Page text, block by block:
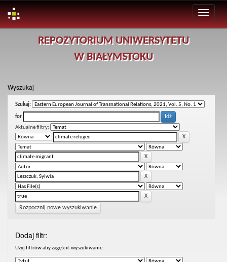
REPOZYTORIUM UNIWERSYTETU
W BIAŁYMSTOKU
Wyszukaj
Szukaj:
for
Aktualne filtry:
Rozpocznij nowe wyszukiwanie
Dodaj filtr:
Uzyj filtrów aby zagęścić wyszukiwanie.